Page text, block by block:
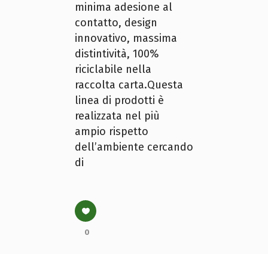
minima adesione al
contatto, design
innovativo, massima
distintività, 100%
riciclabile nella
raccolta carta.Questa
linea di prodotti è
realizzata nel più
ampio rispetto
dell’ambiente cercando
di
0